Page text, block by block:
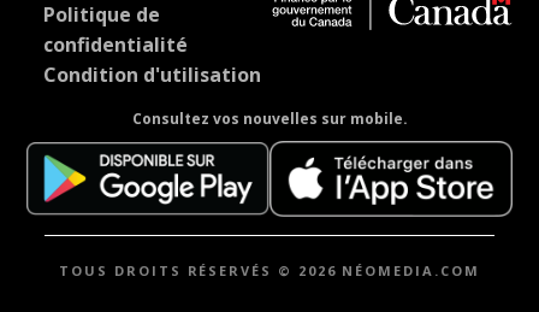
Politique de
confidentialité
Condition d'utilisation
Consultez vos nouvelles sur mobile.
TOUS DROITS RÉSERVÉS © 2026 NÉOMEDIA.COM